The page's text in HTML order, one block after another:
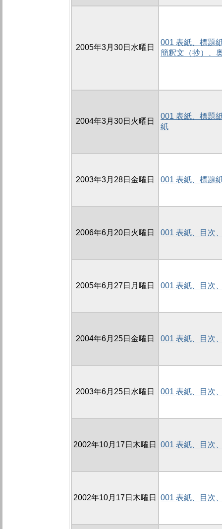
2005年3月30日水曜日
001 表紙、標題
簡釈文（抄）、
2004年3月30日火曜日
001 表紙、標題
紙
2003年3月28日金曜日 001 表紙、標題
2006年6月20日火曜日 001 表紙、目次
2005年6月27日月曜日 001 表紙、目次
2004年6月25日金曜日 001 表紙、目次
2003年6月25日水曜日 001 表紙、目次
2002年10月17日木曜日 001 表紙、目次
2002年10月17日木曜日 001 表紙、目次